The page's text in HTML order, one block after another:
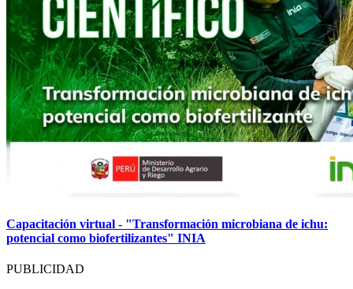
Capacitación virtual - "Transformación microbiana de ichu:
potencial como biofertilizantes" INIA
PUBLICIDAD